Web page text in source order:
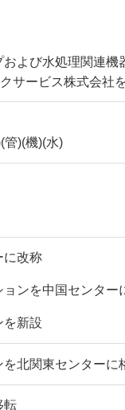
よび水処理関連機
サービス株式会社
管)(機)(水)
に改称
ンを中国センター
を新設
北関東センターに
転